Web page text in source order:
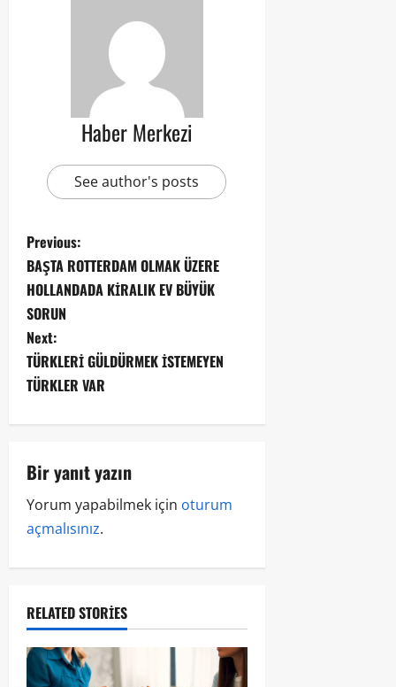
Haber Merkezi
See author's posts
Previous:
BAŞTA ROTTERDAM OLMAK ÜZERE
HOLLANDADA KİRALIK EV BÜYÜK
SORUN
Next:
TÜRKLERİ GÜLDÜRMEK İSTEMEYEN
TÜRKLER VAR
Bir yanıt yazın
Yorum yapabilmek için oturum
açmalısınız.
RELATED STORIES